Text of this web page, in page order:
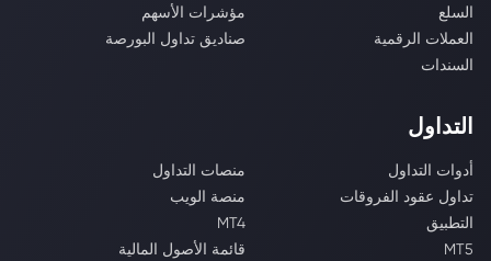
السلع
مؤشرات الأسهم
العملات الرقمية
صناديق تداول البورصة
السندات
التداول
أدوات التداول
منصات التداول
تداول عقود الفروقات
منصة الويب
التطبيق
MT4
MT5
قائمة الأصول المالية